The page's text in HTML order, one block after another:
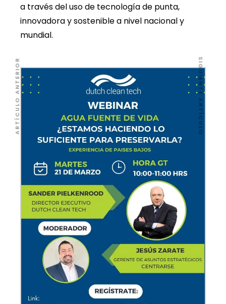
a través del uso de tecnología de punta,
innovadora y sostenible a nivel nacional y
mundial.
ARTÍCULO ANTERIOR SIGUIENTE ARTÍCULO